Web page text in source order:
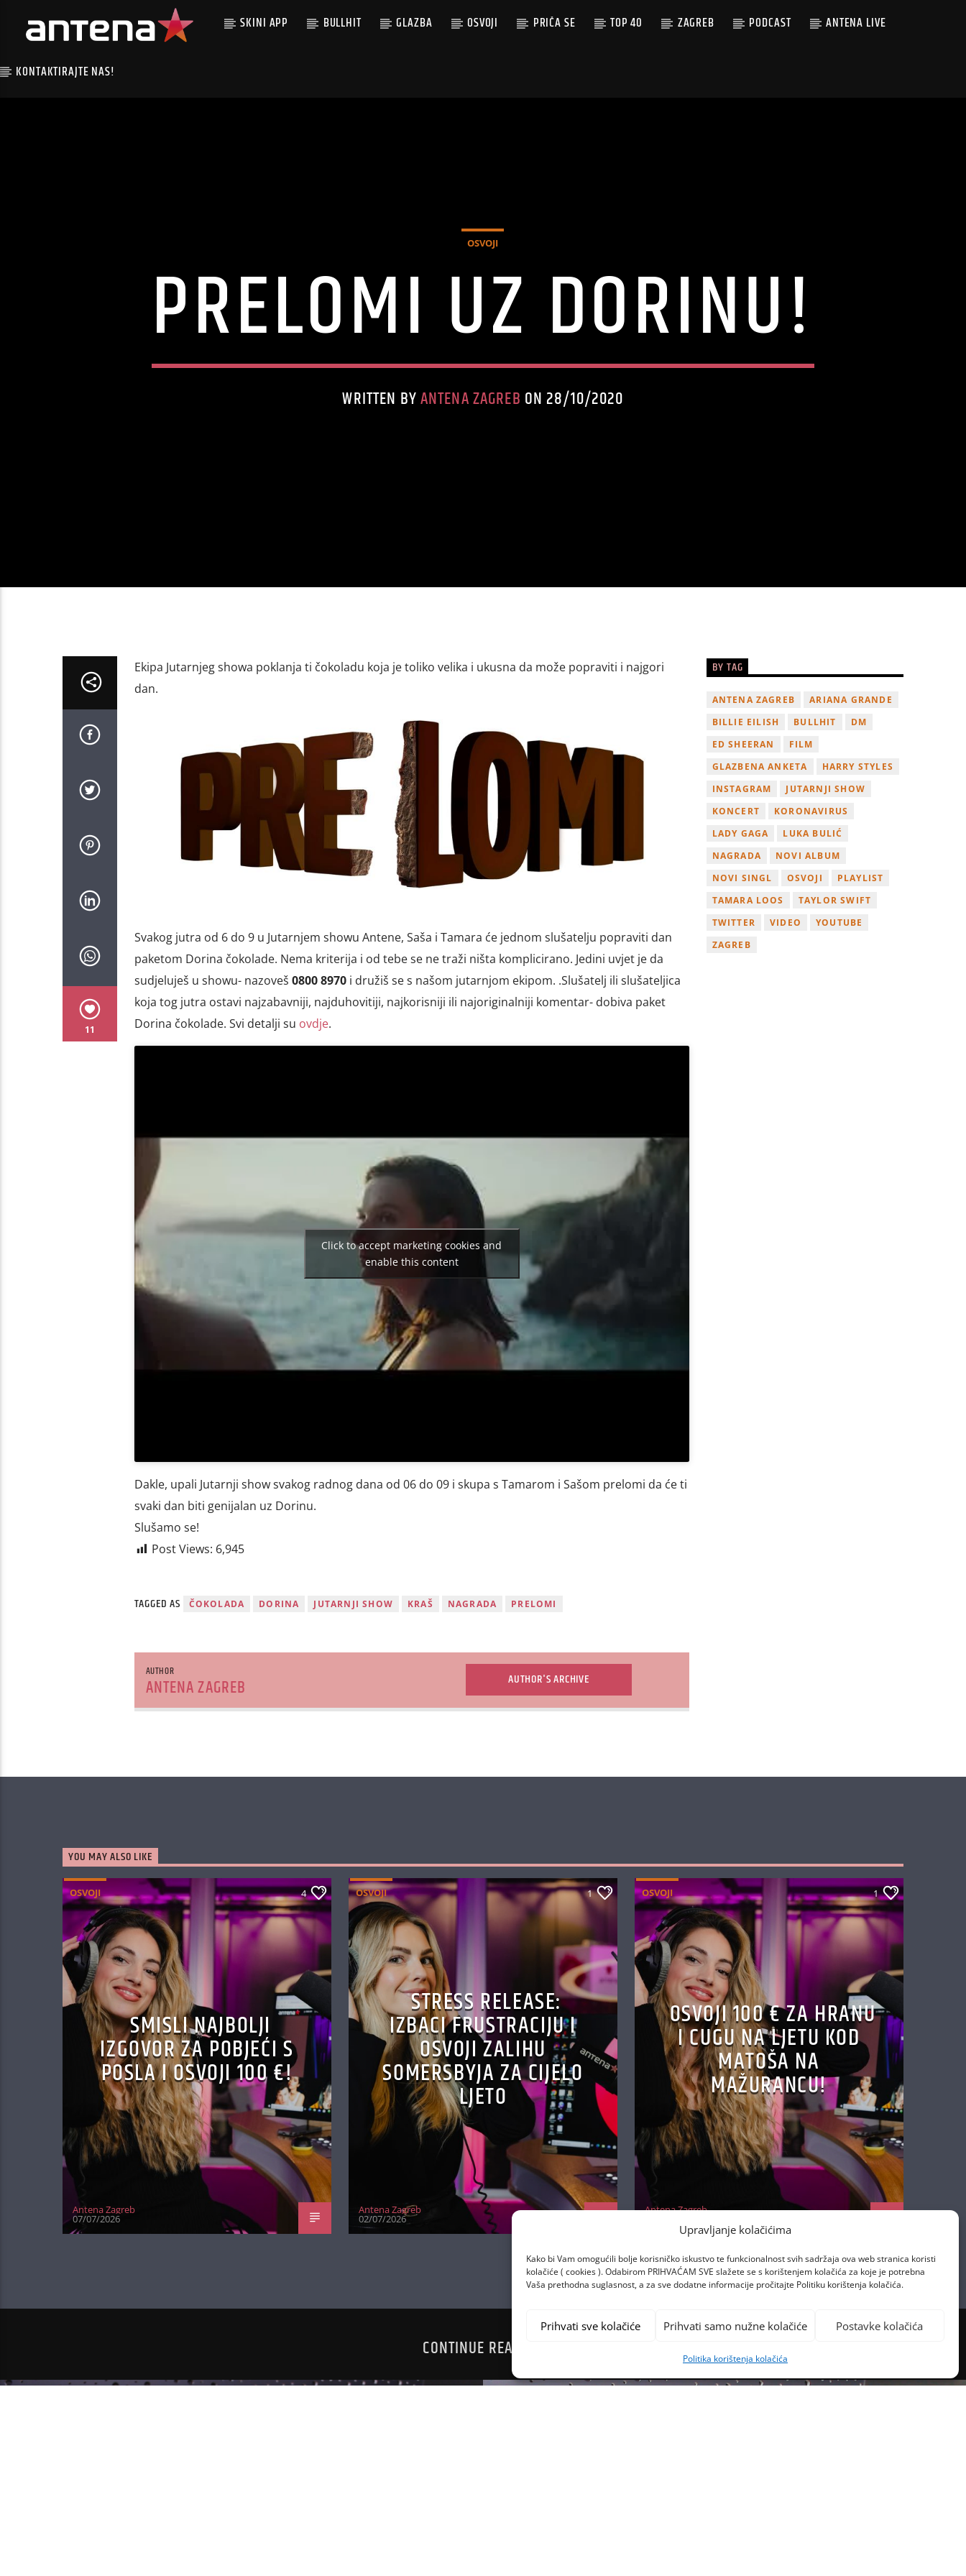
Upravljanje kolačićima
Kako bi Vam omogućili bolje korisničko iskustvo te funkcionalnost svih sadržaja ova web stranica koristi
kolačiće ( cookies ). Odabirom PRIHVAĆAM SVE slažete se s korištenjem kolačića za koje je potrebna
Vaša prethodna suglasnost, a za sve dodatne informacije pročitajte Politiku korištenja kolačića.
Prihvati sve kolačiće Prihvati samo nužne kolačiće Postavke kolačića
Politika korištenja kolačića
SKINI APP BULLHIT GLAZBA OSVOJI PRIČA SE TOP 40 ZAGREB PODCAST ANTENA LIVE
KONTAKTIRAJTE NAS!
OSVOJI
PRELOMI UZ DORINU!
WRITTEN BYANTENA ZAGREB ON 28/10/2020
11
Ekipa Jutarnjeg showa poklanja ti čokoladu koja je toliko velika i ukusna da može popraviti i najgori
dan.
Svakog jutra od 6 do 9 u Jutarnjem showu Antene, Saša i Tamara će jednom slušatelju popraviti dan
paketom Dorina čokolade. Nema kriterija i od tebe se ne traži ništa komplicirano. Jedini uvjet je da
sudjeluješ u showu- nazoveš 0800 8970i družiš se s našom jutarnjom ekipom. .Slušatelj ili slušateljica
koja tog jutra ostavi najzabavniji, najduhovitiji, najkorisniji ili najoriginalniji komentar- dobiva paket
Dorina čokolade. Svi detalji su ovdje.
Click to accept marketing cookies and
enable this content
Dakle, upali Jutarnji show svakog radnog dana od 06 do 09 i skupa s Tamarom i Sašom prelomi da će ti
svaki dan biti genijalan uz Dorinu.
Slušamo se!
Post Views: 6,945
TAGGED AS ČOKOLADA DORINA JUTARNJI SHOW KRAŠ NAGRADA PRELOMI
AUTHOR
ANTENA ZAGREB AUTHOR'S ARCHIVE
BY TAG
ANTENA ZAGREB
ARIANA GRANDE
BILLIE EILISH
BULLHIT
DM
ED SHEERAN
FILM
GLAZBENA ANKETA
HARRY STYLES
INSTAGRAM
JUTARNJI SHOW
KONCERT
KORONAVIRUS
LADY GAGA
LUKA BULIĆ
NAGRADA
NOVI ALBUM
NOVI SINGL
OSVOJI
PLAYLIST
TAMARA LOOS
TAYLOR SWIFT
TWITTER
VIDEO
YOUTUBE
ZAGREB
YOU MAY ALSO LIKE
OSVOJI 4
SMISLI NAJBOLJI
IZGOVOR ZA POBJEĆI S
POSLA I OSVOJI 100 €!
Antena Zagreb
07/07/2026
OSVOJI 1
STRESS RELEASE:
IZBACI FRUSTRACIJU I
OSVOJI ZALIHU
SOMERSBYJA ZA CIJELO
LJETO
Antena Zagreb
02/07/2026
OSVOJI 1
OSVOJI 100 € ZA HRANU
I CUGU NA LJETU KOD
MATOŠA NA
MAŽURANCU!
Antena Zagreb
CONTINUE READING